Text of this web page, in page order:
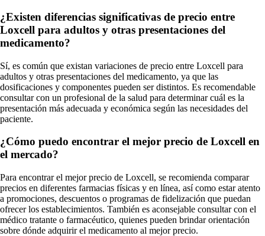
¿Existen diferencias significativas de precio entre
Loxcell para adultos y otras presentaciones del
medicamento?
Sí, es común que existan variaciones de precio entre Loxcell para
adultos y otras presentaciones del medicamento, ya que las
dosificaciones y componentes pueden ser distintos. Es recomendable
consultar con un profesional de la salud para determinar cuál es la
presentación más adecuada y económica según las necesidades del
paciente.
¿Cómo puedo encontrar el mejor precio de Loxcell en
el mercado?
Para encontrar el mejor precio de Loxcell, se recomienda comparar
precios en diferentes farmacias físicas y en línea, así como estar atento
a promociones, descuentos o programas de fidelización que puedan
ofrecer los establecimientos. También es aconsejable consultar con el
médico tratante o farmacéutico, quienes pueden brindar orientación
sobre dónde adquirir el medicamento al mejor precio.